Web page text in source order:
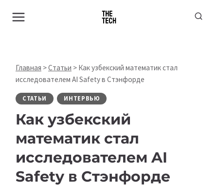
Главная >Статьи > Как узбекский математик стал
исследователем AI Safety в Стэнфорде
СТАТЬИ ИНТЕРВЬЮ
Как узбекский
математик стал
исследователем AI
Safety в Стэнфорде